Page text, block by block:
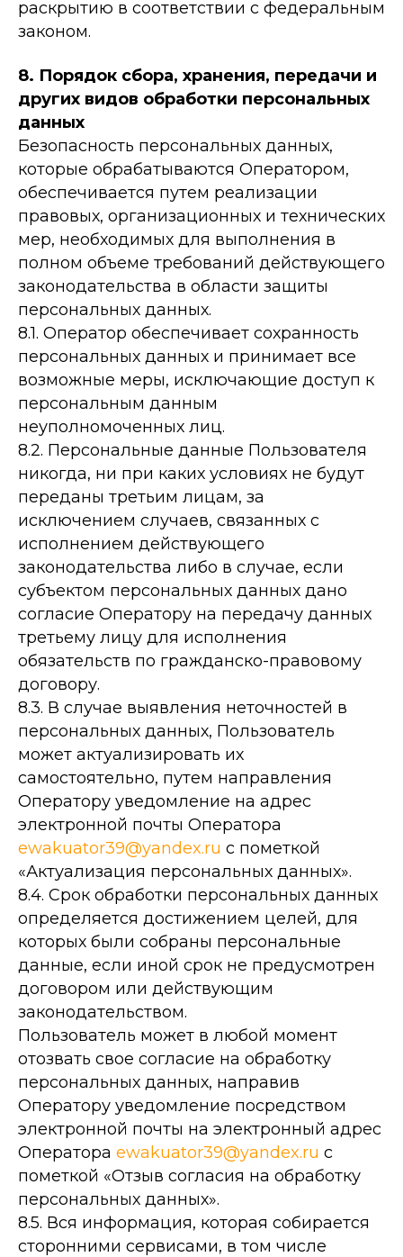
раскрытию в соответствии с федеральным
законом.
8. Порядок сбора, хранения, передачи и
других видов обработки персональных
данных
Безопасность персональных данных,
которые обрабатываются Оператором,
обеспечивается путем реализации
правовых, организационных и технических
мер, необходимых для выполнения в
полном объеме требований действующего
законодательства в области защиты
персональных данных.
8.1. Оператор обеспечивает сохранность
персональных данных и принимает все
возможные меры, исключающие доступ к
персональным данным
неуполномоченных лиц.
8.2. Персональные данные Пользователя
никогда, ни при каких условиях не будут
переданы третьим лицам, за
исключением случаев, связанных с
исполнением действующего
законодательства либо в случае, если
субъектом персональных данных дано
согласие Оператору на передачу данных
третьему лицу для исполнения
обязательств по гражданско-правовому
договору.
8.3. В случае выявления неточностей в
персональных данных, Пользователь
может актуализировать их
самостоятельно, путем направления
Оператору уведомление на адрес
электронной почты Оператора
ewakuator39@yandex.ru с пометкой
«Актуализация персональных данных».
8.4. Срок обработки персональных данных
определяется достижением целей, для
которых были собраны персональные
данные, если иной срок не предусмотрен
договором или действующим
законодательством.
Пользователь может в любой момент
отозвать свое согласие на обработку
персональных данных, направив
Оператору уведомление посредством
электронной почты на электронный адрес
Оператора ewakuator39@yandex.ru с
пометкой «Отзыв согласия на обработку
персональных данных».
8.5. Вся информация, которая собирается
сторонними сервисами, в том числе